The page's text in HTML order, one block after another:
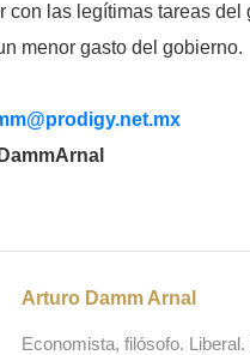
con las legítimas tareas
menor gasto del gobierno.
Arturo Damm Arnal
Economista, filósofo.